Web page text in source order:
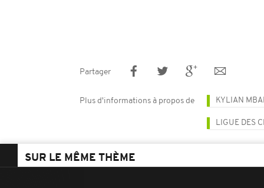
Partager
Plus d'informations à propos de KYLIAN
LIGUE DES
SUR LE MÊME THÈME